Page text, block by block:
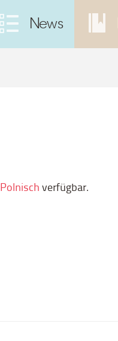
News
Polnisch verfügbar.